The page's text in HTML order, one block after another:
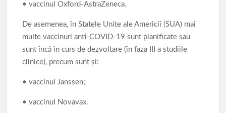
• vaccinul Oxford-AstraZeneca.
De asemenea, în Statele Unite ale Americii (SUA) mai
multe vaccinuri anti-COVID-19 sunt planificate sau
sunt încă în curs de dezvoltare (în faza III a studiile
clinice), precum sunt și:
• vaccinul Janssen;
• vaccinul Novavax.